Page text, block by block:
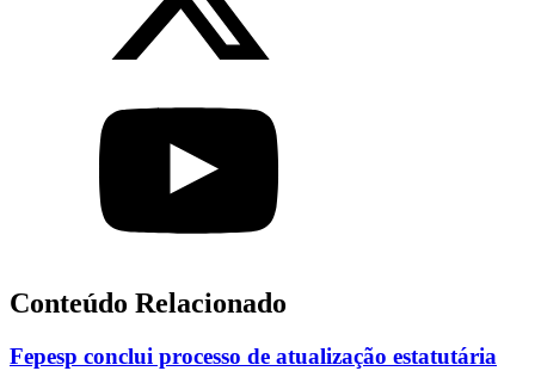
Conteúdo Relacionado
Fepesp conclui processo de atualização estatutária